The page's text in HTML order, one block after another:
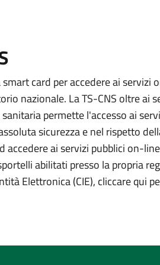
card per accedere ai servizi
nazionale. La TS-CNS oltre ai
permette l'accesso ai
sicurezza e nel rispetto
accedere ai servizi pubblici on-
abilitati presso la propria
Elettronica (CIE), cliccare qui